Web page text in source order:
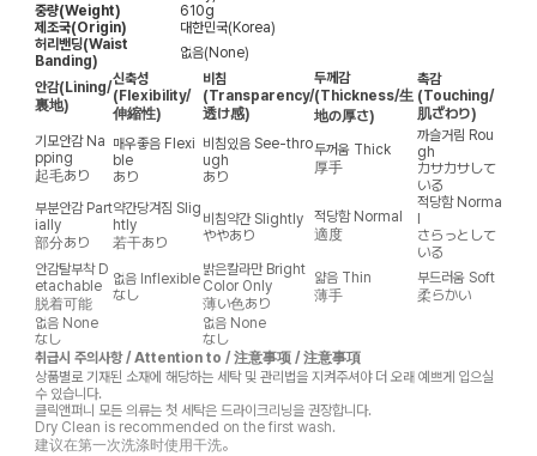
중량(Weight)
610g
제조국(Origin)
대한민국(Korea)
허리밴딩(Waist
Banding)
없음(None)
안감(Lining/
裏地)
신축성
(Flexibility/
伸縮性)
비침
(Transparency/
透け感)
두께감
(Thickness/生
地の厚さ)
촉감
(Touching/
肌ざわり)
기모안감 Na
pping
起毛あり
매우좋음 Flexi
ble
あり
비침있음 See-thro
ugh
あり
두꺼움 Thick
厚手
까슬거림 Rou
gh
カサカサして
いる
부분안감 Part
ially
部分あり
약간당겨짐 Slig
htly
若干あり
비침약간 Slightly
ややあり
적당함 Normal
適度
적당함 Norma
さらっとして
いる
안감탈부착 D
etachable
脱着可能
없음 Inflexible
なし
밝은칼라만 Bright
Color Only
薄い色あり
얇음 Thin
薄手
부드러움 Soft
柔らかい
없음 None
なし
없음 None
なし
취급시 주의사항 / Attention to / 注意事项 / 注意事項
상품별로 기재된 소재에 해당하는 세탁 및 관리법을 지켜주셔야 더 오래 예쁘게 입으실
수 있습니다.
클릭앤퍼니 모든 의류는 첫 세탁은 드라이크리닝을 권장합니다.
Dry Clean is recommended on the first wash.
建议在第一次洗涤时使用干洗。